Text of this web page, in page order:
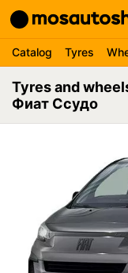
Catalog Tyres
Tyres and
Фиат Ссудо